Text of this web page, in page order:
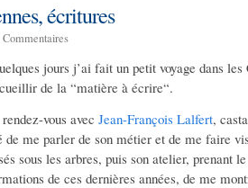
écritures
Commentaires
jours j’ai fait un petit voyage dans les
de la “matière à écrire“.
vous avec Jean-François Lalfert,
de me parler de son métier et de me faire
sous les arbres, puis son atelier, prenant
de ces dernières années, de me